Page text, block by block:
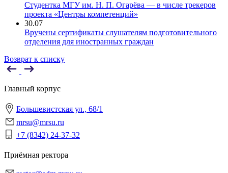
Студентка МГУ им. Н. П. Огарёва — в числе трекеров
проекта «Центры компетенций»
30.07
Вручены сертификаты слушателям подготовительного
отделения для иностранных граждан
Возврат к списку
Главный корпус
Большевистская ул., 68/1
mrsu@mrsu.ru
+7 (8342) 24-37-32
Приёмная ректора